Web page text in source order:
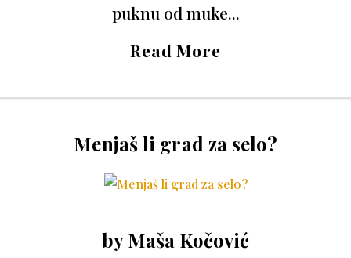
puknu od muke...
Read More
Menjaš li grad za selo?
byMaša Kočović